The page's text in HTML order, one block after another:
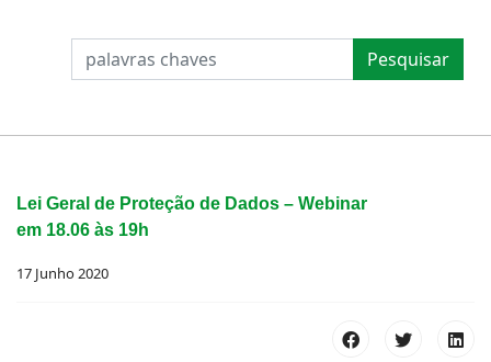
PESQUISAR Pesquisar
Lei Geral de Proteção de Dados – Webinar
em 18.06 às 19h
17 Junho 2020